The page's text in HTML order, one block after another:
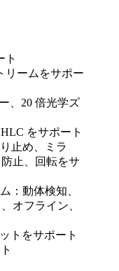
ト
リームをサポー
、20 倍光学ズ
をサポート
止め、ミラ
止、回転をサ
：動体検知、
オフライン、
トをサポート